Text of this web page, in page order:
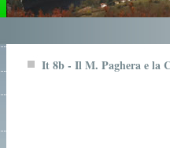
It 8b - Il M. Paghera e la